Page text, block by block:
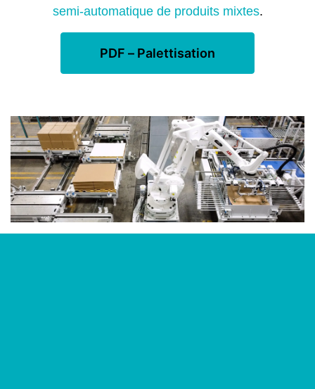
semi-automatique de produits mixtes.
PDF – Palettisation